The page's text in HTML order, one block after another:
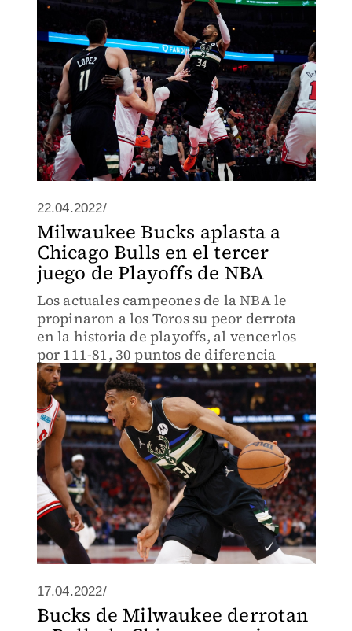
22.04.2022/
Milwaukee Bucks aplasta a
Chicago Bulls en el tercer
juego de Playoffs de NBA
Los actuales campeones de la NBA le
propinaron a los Toros su peor derrota
en la historia de playoffs, al vencerlos
por 111-81, 30 puntos de diferencia
17.04.2022/
Bucks de Milwaukee derrotan